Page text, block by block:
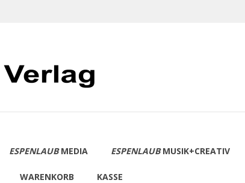
ESPENLAUBMEDIA ESPENLAUBMUSIK+CREATIV
WARENKORB KASSE